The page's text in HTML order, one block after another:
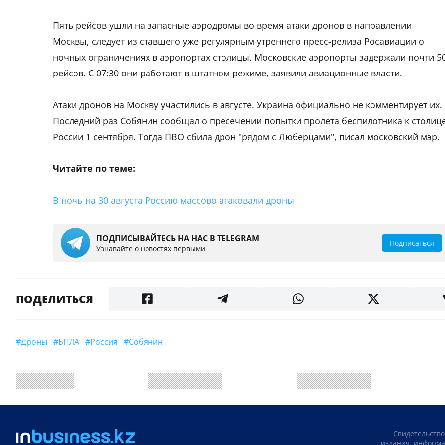
Пять рейсов ушли на запасные аэродромы во время атаки дронов в направлении
Москвы, следует из ставшего уже регулярным утреннего пресс-релиза Росавиации о
ночных ограничениях в аэропортах столицы. Московские аэропорты задержали почти
рейсов. С 07:30 они работают в штатном режиме, заявили авиационные власти.
Атаки дронов на Москву участились в августе. Украина официально не комментирует их.
Последний раз Собянин сообщал о пресечении попытки пролета беспилотника к
России 1 сентября. Тогда ПВО сбила дрон "рядом с Люберцами", писал московский мэр.
Читайте по теме:
В ночь на 30 августа Россию массово атаковали дроны
ПОДПИСЫВАЙТЕСЬ НА НАС В TELEGRAM
Узнавайте о новостях первыми
Подписаться
ПОДЕЛИТЬСЯ
#Дроны #БПЛА #Россия #Собянин
издания,